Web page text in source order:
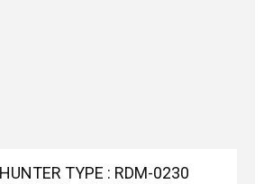
TYPE : RDM-0230